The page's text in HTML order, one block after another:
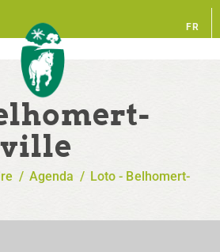
FR
/ Agenda / Loto - Belhomert-